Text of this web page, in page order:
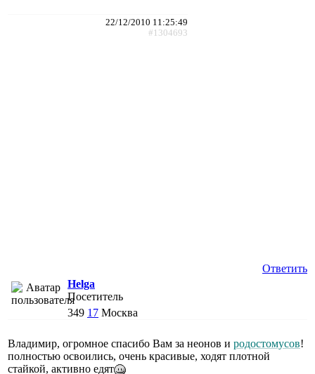
22/12/2010 11:25:49
#1304693
Ответить
Helga
Посетитель
349 17 Москва
Владимир, огромное спасибо Вам за неонов и родостомусов!
полностью освоились, очень красивые, ходят плотной
стайкой, активно едят